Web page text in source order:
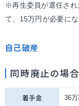
※再生委員が選任され
て、15万円が必要にな
自己破産
同時廃止の場合
着手金 36万